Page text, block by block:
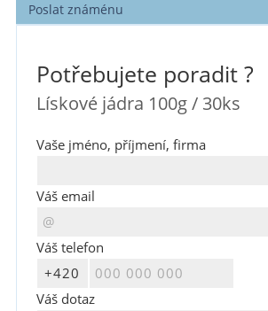
Poslat známénu
Potřebujete poradit ?
Lískové jádra 100g / 30ks
Vaše jméno, příjmení, firma
Váš email
Váš telefon
Váš dotaz